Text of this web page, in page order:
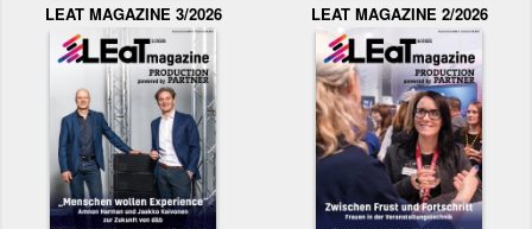
LEAT MAGAZINE 3/2026 LEAT MAGAZINE 2/2026